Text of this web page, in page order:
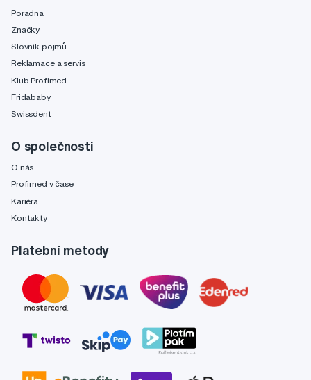
Poradna
Značky
Slovník pojmů
Reklamace a servis
Klub Profimed
Fridababy
Swissdent
O společnosti
O nás
Profimed v čase
Kariéra
Kontakty
Platební metody